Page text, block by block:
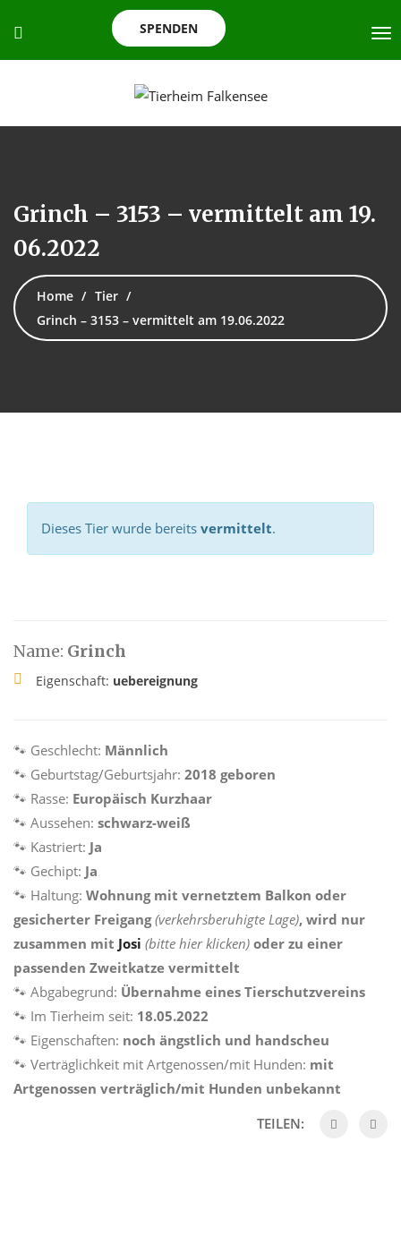
SPENDEN
Grinch – 3153 – vermittelt am 19.
06.2022
Home
Tier
Grinch – 3153 – vermittelt am 19.06.2022
Dieses Tier wurde bereits vermittelt.
Name: Grinch
Eigenschaft: uebereignung
🐾 Geschlecht: Männlich
🐾 Geburtstag/Geburtsjahr: 2018 geboren
🐾 Rasse: Europäisch Kurzhaar
🐾 Aussehen: schwarz-weiß
🐾 Kastriert: Ja
🐾 Gechipt: Ja
🐾 Haltung: Wohnung mit vernetztem Balkon oder
gesicherter Freigang (verkehrsberuhigte Lage), wird nur
zusammen mit Josi (bitte hier klicken) oder zu einer
passenden Zweitkatze vermittelt
🐾 Abgabegrund: Übernahme eines Tierschutzvereins
🐾 Im Tierheim seit: 18.05.2022
🐾 Eigenschaften: noch ängstlich und handscheu
🐾 Verträglichkeit mit Artgenossen/mit Hunden: mit
Artgenossen verträglich/mit Hunden unbekannt
TEILEN: